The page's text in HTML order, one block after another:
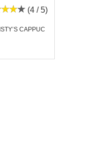
(4 / 5)
CAPPUC